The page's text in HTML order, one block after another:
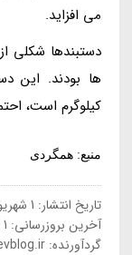
می افزاید.
دستبندها شکلی
کیلوگرم است،
منبع: همگردی
تاریخ انتشار: 1 شهریور 1403
آخرین بروزرسانی: 1 شهریور 1403
گردآورنده: